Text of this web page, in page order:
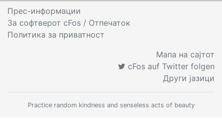
Прес-информации
За софтверот cFos / Отпечаток
Политика за приватност
Мапа на сајтот
cFos auf Twitter folgen
Други јазици
Practice random kindness and senseless acts of beauty